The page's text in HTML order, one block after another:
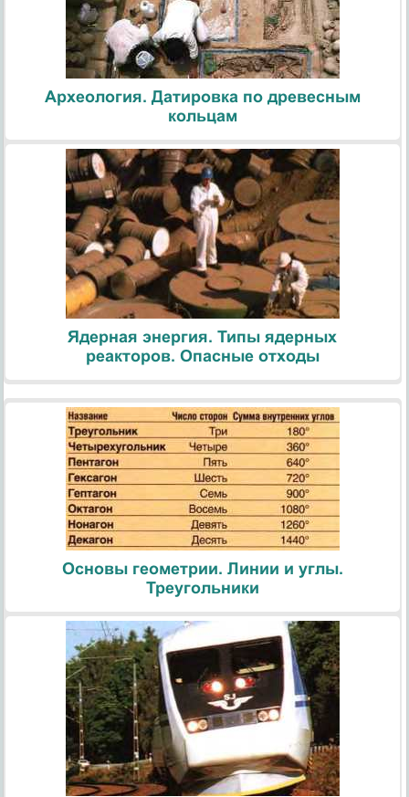
Археология. Датировка по древесным
кольцам
Ядерная энергия. Типы ядерных
реакторов. Опасные отходы
Основы геометрии. Линии и углы.
Треугольники